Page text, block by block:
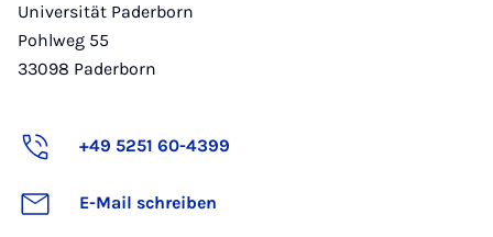
Universität Paderborn
Pohlweg 55
33098 Paderborn
+49 5251 60-4399
E-Mail schreiben